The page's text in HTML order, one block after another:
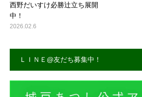
西野だいすけ必勝辻立ち展開
中！
2026.02.6
ＬＩＮＥ@友だち募集中！